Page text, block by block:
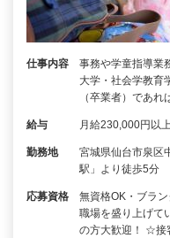
仕事内容
事務や学童指導業
大学・社会学教育
（卒業者）であ
給与 月給230,000円以
勤務地
宮城県仙台市泉区
駅」より徒歩5分
応募資格
無資格OK・ブラ
職場を盛り上げて
の方大歓迎！ ☆接